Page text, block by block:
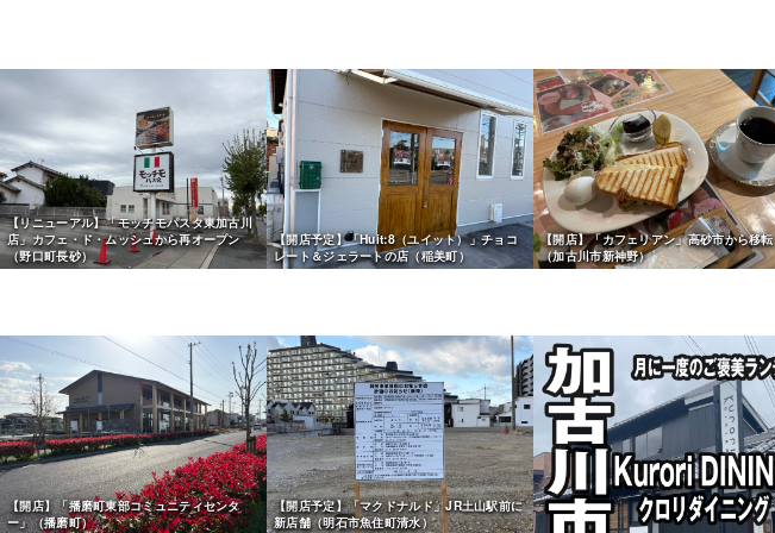
【リニューアル】「モッチモパスタ東加古川
店」カフェ・ド・ムッシュから再オープン
（野口町長砂）
【開店予定】「Huit:8（ユイット）」チョコ
レート＆ジェラートの店（稲美町）
【開店】「カフェリアン」高砂市から移転
（加古川市新神野）
【開店】「播磨町東部コミュニティセンタ
ー」（播磨町）
【開店予定】「マクドナルド」JR土山駅前に
新店舗（明石市魚住町清水）